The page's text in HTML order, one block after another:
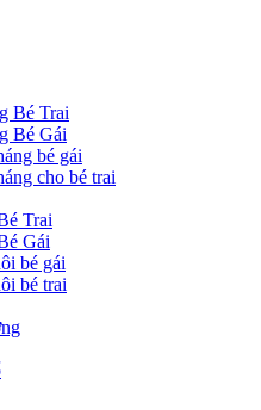
Bé Trai
Bé Gái
bé gái
cho bé trai
Trai
Gái
bé gái
bé trai